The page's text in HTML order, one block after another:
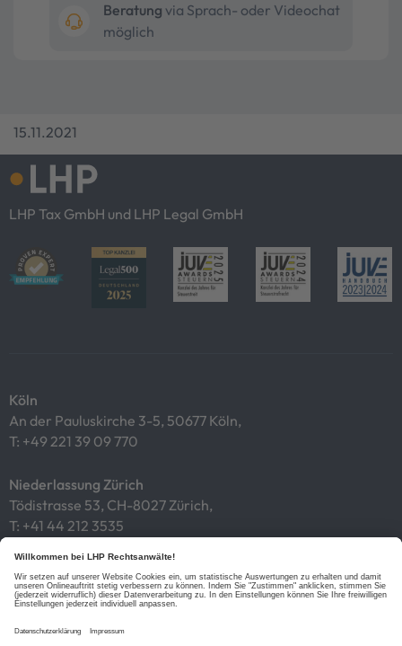
Beratung via Sprach- oder Videochat
möglich
15.11.2021
LHP Tax GmbH und LHP Legal GmbH
Köln
An der Pauluskirche 3-5, 50677 Köln,
T: +49 221 39 09 770
Niederlassung Zürich
Tödistrasse 53, CH-8027 Zürich,
T: +41 44 212 3535